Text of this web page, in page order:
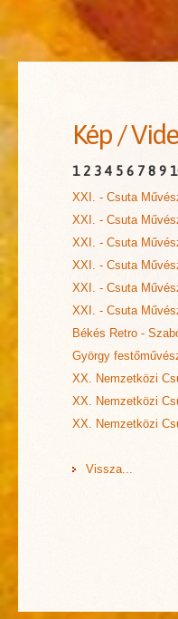
Kép /
1 2 3 4 5 6 7 8 9
XXI. - Csuta
XXI. - Csuta
XXI. - Csuta
XXI. - Csuta
XXI. - Csuta
XXI. - Csuta
Békés Retro -
György
XX. Nemzetközi
XX. Nemzetközi
XX. Nemzetközi
Vissza...